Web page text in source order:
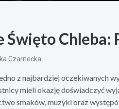
Święto Chleba:
Czarnecka
z najbardziej oczekiwanych
mieli okazję doświadczyć
smaków, muzyki oraz